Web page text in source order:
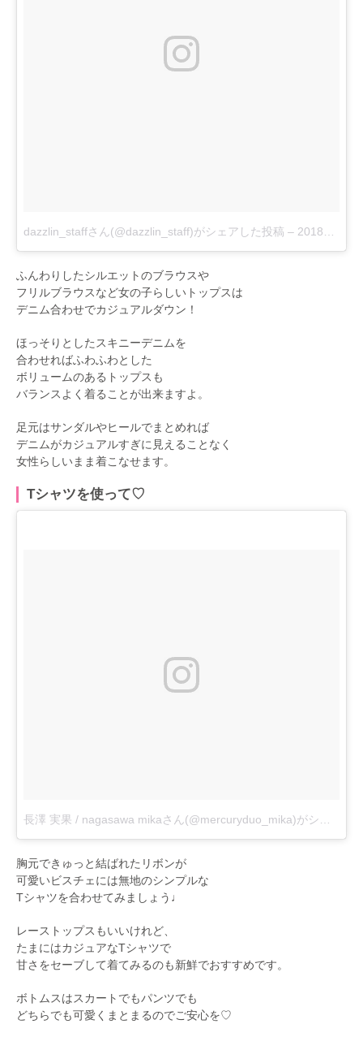
dazzlin_staffさん(@dazzlin_staff)がシェアした投稿 – 2018年 2月月19日午後5時59分PST
ふんわりしたシルエットのブラウスや
フリルブラウスなど女の子らしいトップスは
デニム合わせでカジュアルダウン！
ほっそりとしたスキニーデニムを
合わせればふわふわとした
ボリュームのあるトップスも
バランスよく着ることが出来ますよ。
足元はサンダルやヒールでまとめれば
デニムがカジュアルすぎに見えることなく
女性らしいまま着こなせます。
Tシャツを使って♡
長澤 実果 / nagasawa mikaさん(@mercuryduo_mika)がシェアした投稿
胸元できゅっと結ばれたリボンが
可愛いビスチェには無地のシンプルな
Tシャツを合わせてみましょう♩
レーストップスもいいけれど、
たまにはカジュアなTシャツで
甘さをセーブして着てみるのも新鮮でおすすめです。
ボトムスはスカートでもパンツでも
どちらでも可愛くまとまるのでご安心を♡